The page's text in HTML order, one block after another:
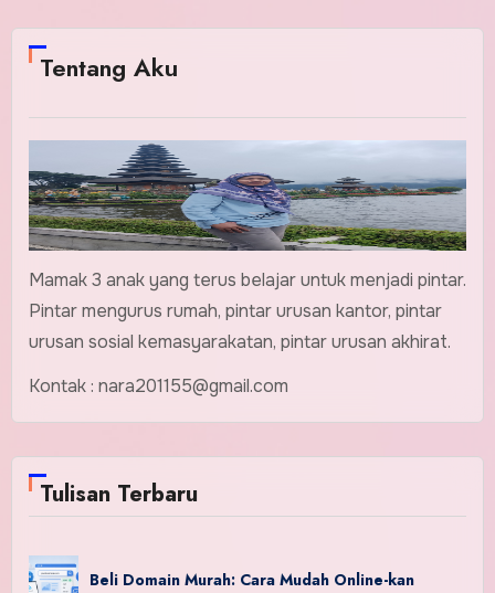
Tentang Aku
Mamak 3 anak yang terus belajar untuk menjadi pintar.
Pintar mengurus rumah, pintar urusan kantor, pintar
urusan sosial kemasyarakatan, pintar urusan akhirat.
Kontak : nara201155@gmail.com
Tulisan Terbaru
Beli Domain Murah: Cara Mudah Online-kan